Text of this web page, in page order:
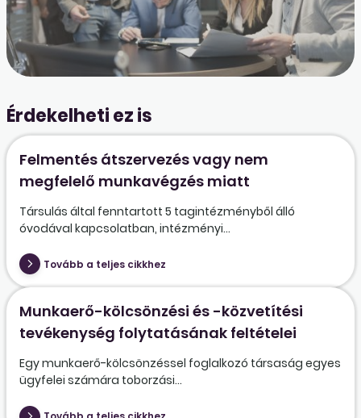
Érdekelheti ez is
Felmentés átszervezés vagy nem
megfelelő munkavégzés miatt
Társulás által fenntartott 5 tagintézményből álló
óvodával kapcsolatban, intézményi...
Tovább a teljes cikkhez
Munkaerő-kölcsönzési és -közvetítési
tevékenység folytatásának feltételei
Egy munkaerő-kölcsönzéssel foglalkozó társaság egyes
ügyfelei számára toborzási...